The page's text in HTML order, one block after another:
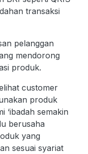
transaksi
pelanggan
mendorong
produk.
customer
produk
‘ibadah semakin
berusaha
yang
sesuai syariat